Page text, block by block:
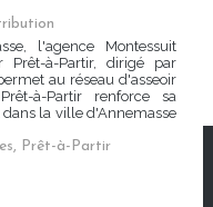
l'agence Montessuit
Prêt-à-Partir, dirigé par
au réseau d'asseoir
à-Partir renforce sa
dans la ville d'Annemasse
, Prêt-à-Partir